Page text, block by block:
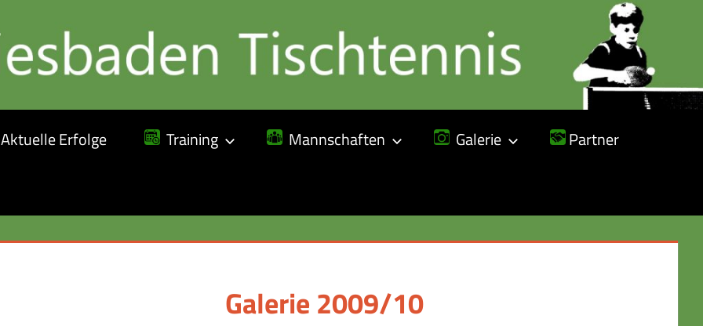
Aktuelle Erfolge Training Mannschaften Galerie Partner
Galerie 2009/10